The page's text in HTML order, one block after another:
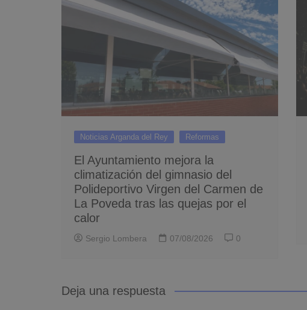
Noticias Arganda del Rey Reformas
El Ayuntamiento mejora la
climatización del gimnasio del
Polideportivo Virgen del Carmen de
La Poveda tras las quejas por el
calor
Sergio Lombera 07/08/2026 0
Deja una respuesta